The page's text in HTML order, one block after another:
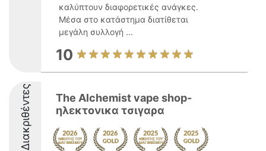
καλύπτουν διαφορετικές ανάγκες.
Μέσα στο κατάστημα διατίθεται
μεγάλη συλλογή ...
10
Διακριθέντες
The Alchemist vape shop-
ηλεκτονικα τσιγαρα